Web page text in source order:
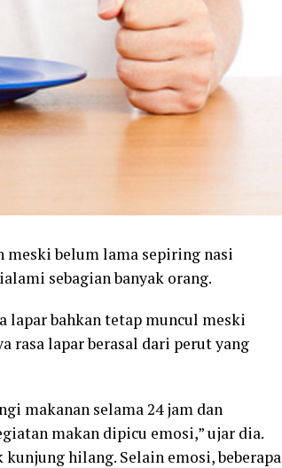
meski belum lama sepiring nasi
sebagian banyak orang.
lapar bahkan tetap muncul meski
rasa lapar berasal dari perut yang
makanan selama 24 jam dan
makan dipicu emosi,” ujar dia.
hilang. Selain emosi, beberapa